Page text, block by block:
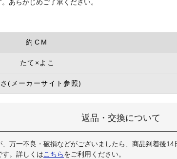
あらかじめご了承ください。
約CM
たて×よこ
(メーカーサイト参照)
返品・交換について
万一不良・破損などがございましたら、商品到着後
す。詳しくはこちらをご利用ください。